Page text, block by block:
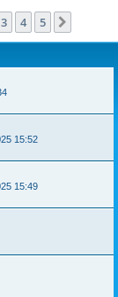
3 4 5
15:52
15:49